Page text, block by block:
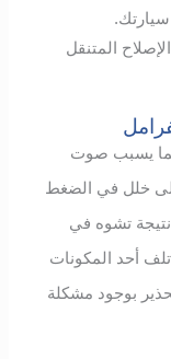
سيارتك.
المتنقل
يسبب صوت
خلل في الضغط
تشوه في
أحد المكونات
بوجود مشكلة